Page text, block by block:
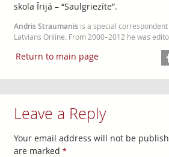
skola Īrijā – “Saulgriezīte”.
Andris Straumanisis a special
Latvians Online. From 2000–2012 he was
Return to main page
Leave a Reply
Your email address will not be
are marked *